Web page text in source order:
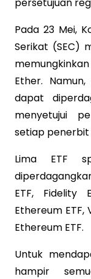
Pada 23 Mei,
Serikat (SEC)
Ether.
dapat
menyetujui
setiap
Lima ETF
ETF, Fidelity
Ethereum ETF,
Ethereum ETF.
Untuk
hampir